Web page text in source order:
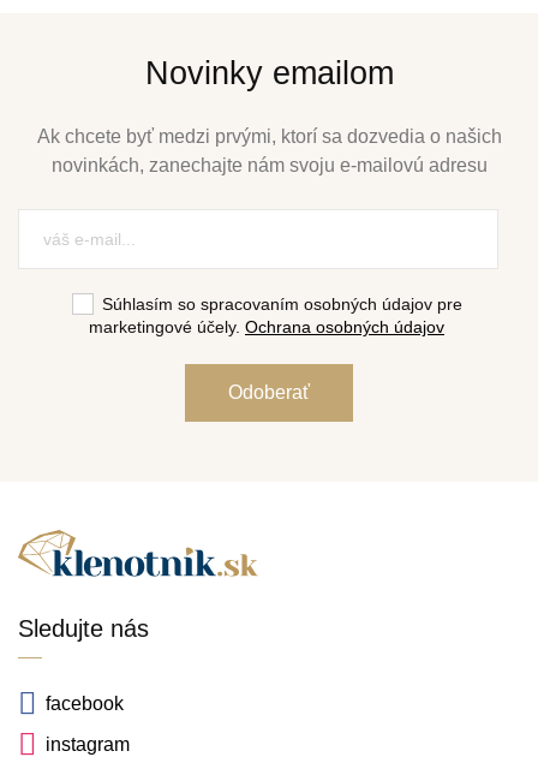
Novinky emailom
Ak chcete byť medzi prvými, ktorí sa dozvedia o našich
novinkách, zanechajte nám svoju e-mailovú adresu
Súhlasím so spracovaním osobných údajov pre
marketingové účely. Ochrana osobných údajov
Sledujte nás
facebook
instagram